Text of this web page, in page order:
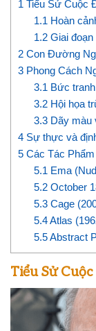
1 Tiểu Sử Cuộc
1.1 Hoàn
1.2 Giai
2 Con Đường
3 Phong Cách
3.1 Bức
3.2 Hội họa
3.3 Dãy màu
4 Sự thực và
5 Các Tác
5.1 Ema
5.2 October
5.3 Cage
5.4Atlas
5.5Abstract
Tiểu Sử